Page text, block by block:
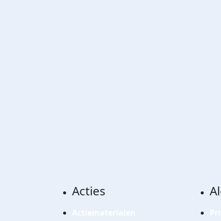
Acties